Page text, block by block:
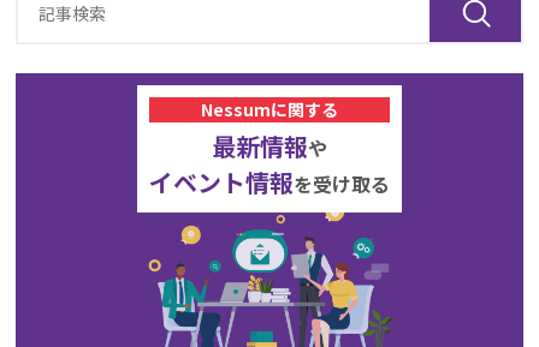
Nessumに関する
最新情報や
イベント情報を受け取る